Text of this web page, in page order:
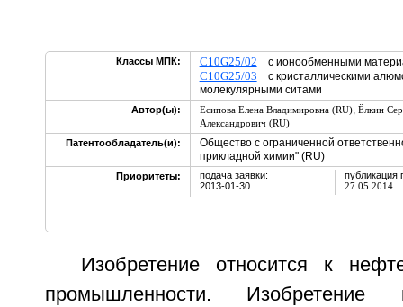
Классы МПК: C10G25/02 с ионообменными
C10G25/03 с кристаллическими
молекулярными ситами
Автор(ы): Есипова Елена Владимировна (RU), Ёлкин
Александрович (RU)
Патентообладатель(и):
Общество с ограниченной
прикладной химии" (RU)
Приоритеты:
подача заявки:
2013-01-30
публикация
27.05.2014
Изобретение относится к
промышленности. Изобретение